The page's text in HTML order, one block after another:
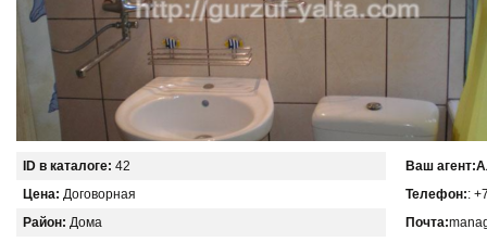
ID в каталоге: 42
Цена: Договорная
Район: Дома
Ваш агент:
Телефон::
Почта: